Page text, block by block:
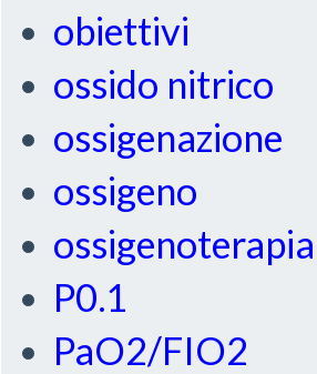
obiettivi
ossido nitrico
ossigenazione
ossigeno
ossigenoterapia
P0.1
PaO2/FIO2